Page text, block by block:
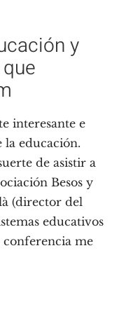
y
interesante e
educación.
de asistir a
Besos y
(director del
educativos
conferencia me